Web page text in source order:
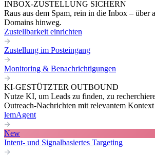
INBOX-ZUSTELLUNG SICHERN
Raus aus dem Spam, rein in die Inbox – über
Domains hinweg.
Zustellbarkeit einrichten
Zustellung im Posteingang
Monitoring & Benachrichtigungen
KI-GESTÜTZTER OUTBOUND
Nutze KI, um Leads zu finden, zu
Outreach-Nachrichten mit relevantem
lemAgent
New
Intent- und Signalbasiertes Targeting